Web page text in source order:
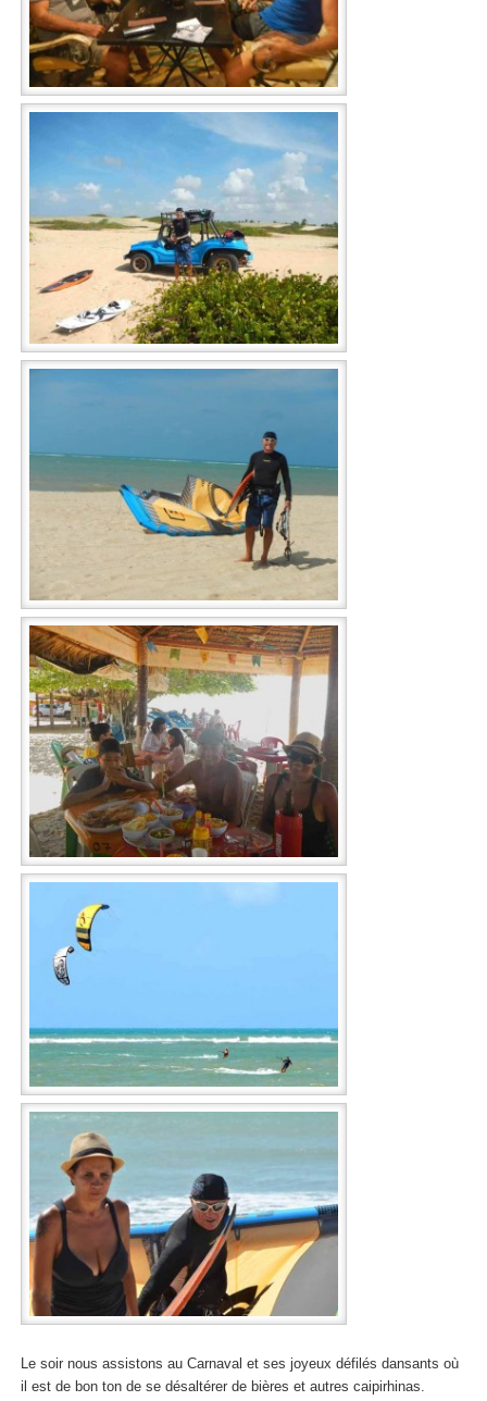
Le soir nous assistons au Carnaval et ses joyeux défilés dansants où
il est de bon ton de se désaltérer de bières et autres caipirhinas.